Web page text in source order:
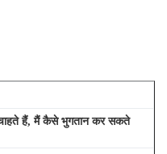
हैं, मैं कैसे भुगतान कर सकते